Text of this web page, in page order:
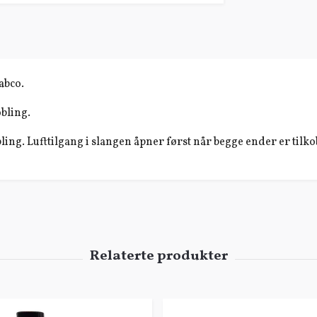
Lufttilgang i slangen åpner først når begge ender er